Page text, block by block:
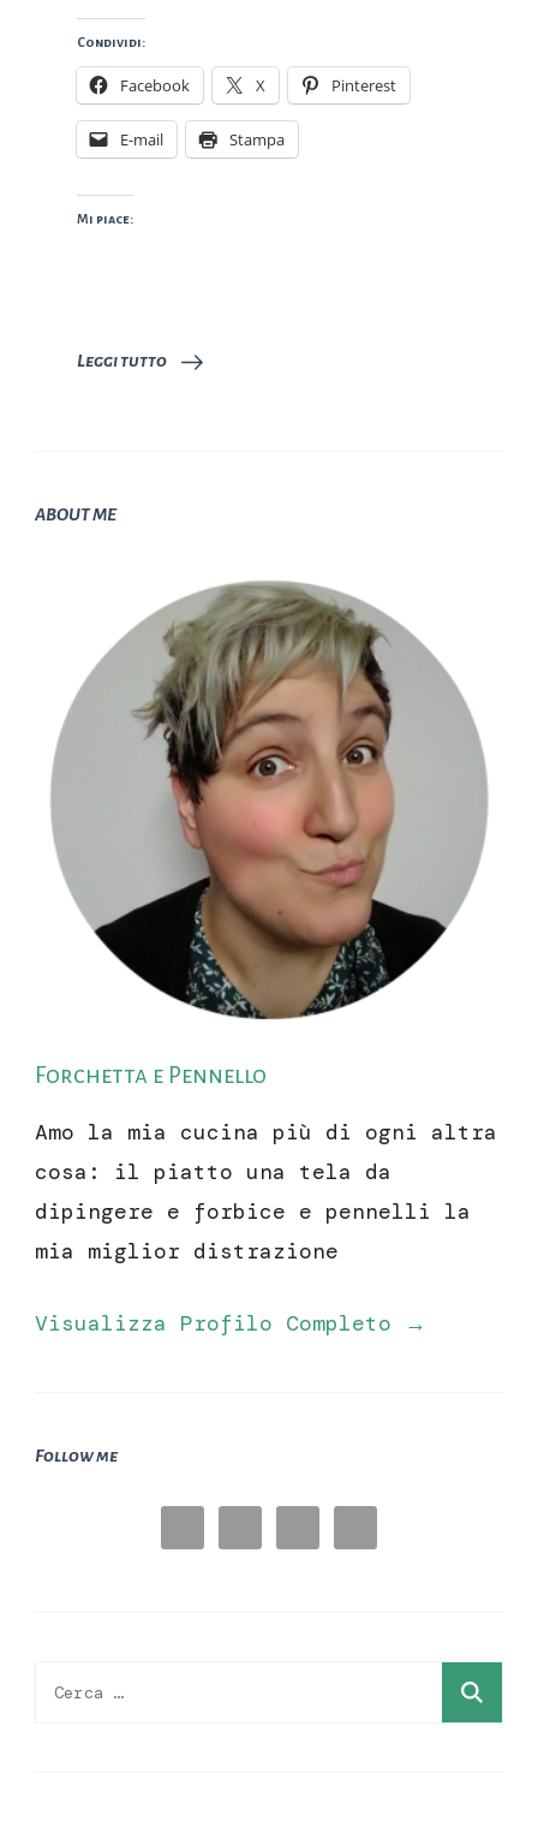
Condividi:
Facebook X Pinterest
E-mail Stampa
Mi piace:
Leggi tutto
ABOUT ME
Forchetta e Pennello
Amo la mia cucina più di ogni altra
cosa: il piatto una tela da
dipingere e forbice e pennelli la
mia miglior distrazione
Visualizza Profilo Completo →
Follow me
Ricerca